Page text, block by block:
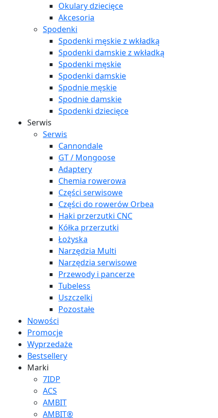
Okulary dziecięce
Akcesoria
Spodenki
Spodenki męskie z wkładką
Spodenki damskie z wkładką
Spodenki męskie
Spodenki damskie
Spodnie męskie
Spodnie damskie
Spodenki dziecięce
Serwis
Serwis
Cannondale
GT / Mongoose
Adaptery
Chemia rowerowa
Części serwisowe
Części do rowerów Orbea
Haki przerzutki CNC
Kółka przerzutki
Łożyska
Narzędzia Multi
Narzędzia serwisowe
Przewody i pancerze
Tubeless
Uszczelki
Pozostałe
Nowości
Promocje
Wyprzedaże
Bestsellery
Marki
7IDP
ACS
AMBIT
AMBIT®